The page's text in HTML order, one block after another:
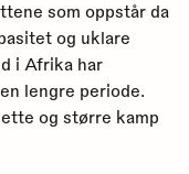
som oppstår da
og uklare
i Afrika har
lengre periode.
og større kamp